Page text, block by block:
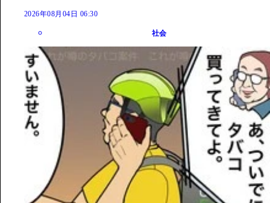
2026年08月04日 06:30
社会